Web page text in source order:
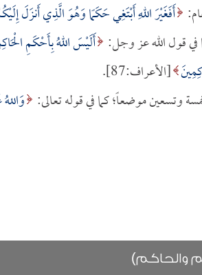
أَفَغَيْرَ اللهِ أَبْتَغِي حَكَمًا وَهُوَ الَّذِي أَنزَلَ
في قول الله عز وجل: أَلَيْسَ اللهُ بِأَحْكَمِ
[الأعراف:87].
وتسعين موضعاً؛ كما في قوله تعالى:
والحاكم)